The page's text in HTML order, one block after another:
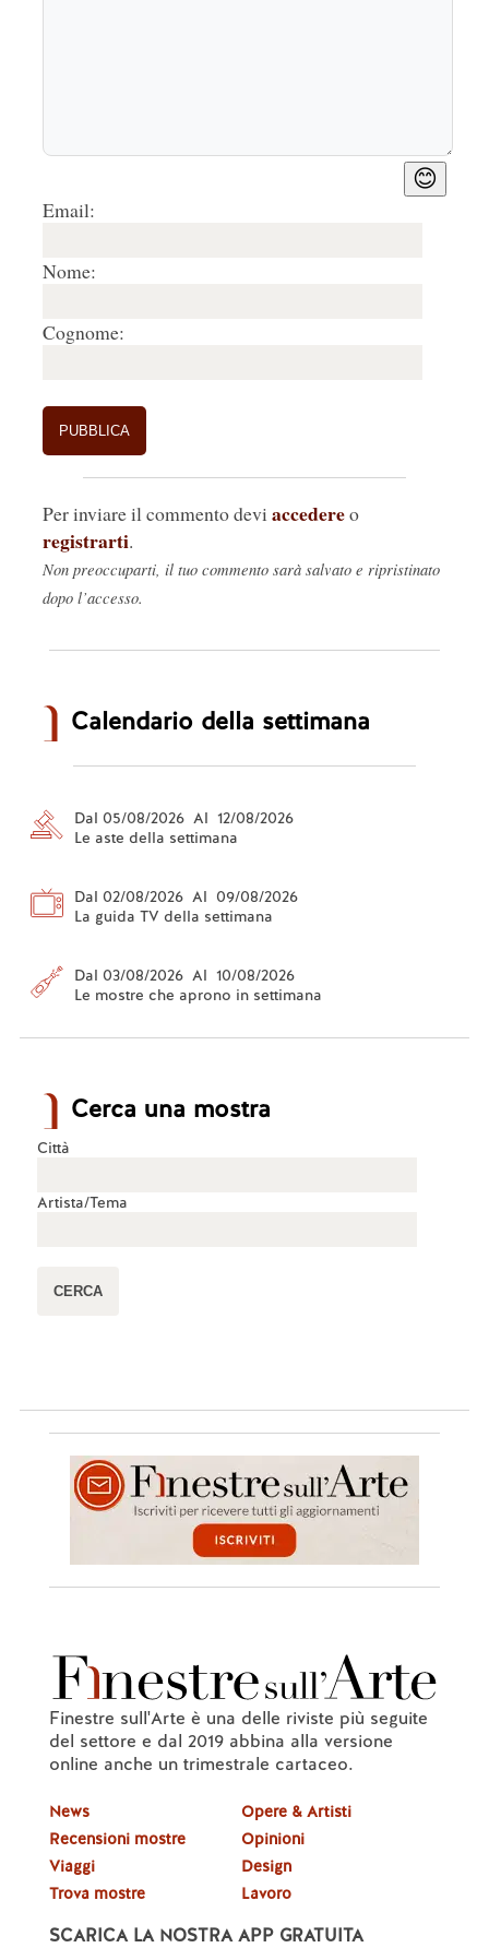
😊
Email:
Nome:
Cognome:
Per inviare il commento devi accedereo
registrarti.
Non preoccuparti, il tuo commento sarà salvato e ripristinato
dopo l’accesso.
Calendario della settimana
Dal 05/08/2026 Al 12/08/2026
Le aste della settimana
Dal 02/08/2026 Al 09/08/2026
La guida TV della settimana
Dal 03/08/2026 Al 10/08/2026
Le mostre che aprono in settimana
Cerca una mostra
Città
Artista/Tema
Finestre sull'Arte è una delle riviste più seguite
del settore e dal 2019 abbina alla versione
online anche un trimestrale cartaceo.
News
Recensioni mostre
Viaggi
Trova mostre
Opere & Artisti
Opinioni
Design
Lavoro
SCARICA LA NOSTRA APP GRATUITA